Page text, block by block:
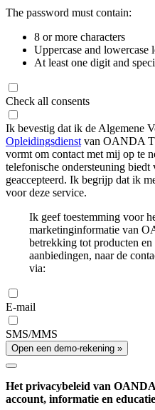
The password must contain:
8 or more characters
Uppercase and lowercase
At least one digit and
Check all consents
Ik bevestig dat ik de Algemene
Opleidingsdienst van OANDA
vormt om contact met mij op te
telefonische ondersteuning biedt
geaccepteerd. Ik begrijp dat ik
voor deze service.
Ik geef toestemming voor
marketinginformatie van
betrekking tot producten
aanbiedingen, naar de
via:
E-mail
SMS/MMS
Open een demo-rekening »
Het privacybeleid van
account, informatie en